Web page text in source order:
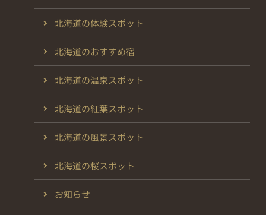
北海道の体験スポット
北海道のおすすめ宿
北海道の温泉スポット
北海道の紅葉スポット
北海道の風景スポット
北海道の桜スポット
お知らせ